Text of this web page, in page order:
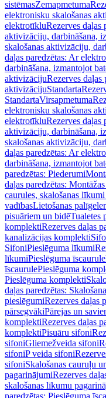
sistēmasZemapmetuma
elektronisku skalošanas
elektrotīkluRezerves daļas
aktivizāciju, darbināšana,
skalošanas aktivizāciju,
daļas paredzētas: Ar
darbināšana, izmantojot
aktivizācijuRezerves daļas
aktivizācijuStandarta
StandartaVirsapmetuma
elektronisku skalošanas
elektrotīkluRezerves daļas
aktivizāciju, darbināšana,
skalošanas aktivizāciju,
daļas paredzētas: Ar
darbināšana, izmantojot
paredzētas: Piederumi
daļas paredzētas:
caurules, skalošanas
vadībasLietošanas
pisuāriem un bidēTualetes
komplektiRezerves daļas
kanalizācijas komplekti
SifoniPieslēguma līkumi
līkumiPieslēguma īscaurule
īscaurulePieslēguma
Pieslēguma komplekti
daļas paredzētas:
pieslēgumiRezerves daļas
pārsegvākiPārejas un
komplektiRezerves daļas
komplektiPisuāru sifoni
sifoniGliemežveida sifoni
sifoniP veida sifoni
sifoniSkalošanas cauruļu
pagarinājumiRezerves
skalošanas līkumu
paredzētas: Pieslēguma